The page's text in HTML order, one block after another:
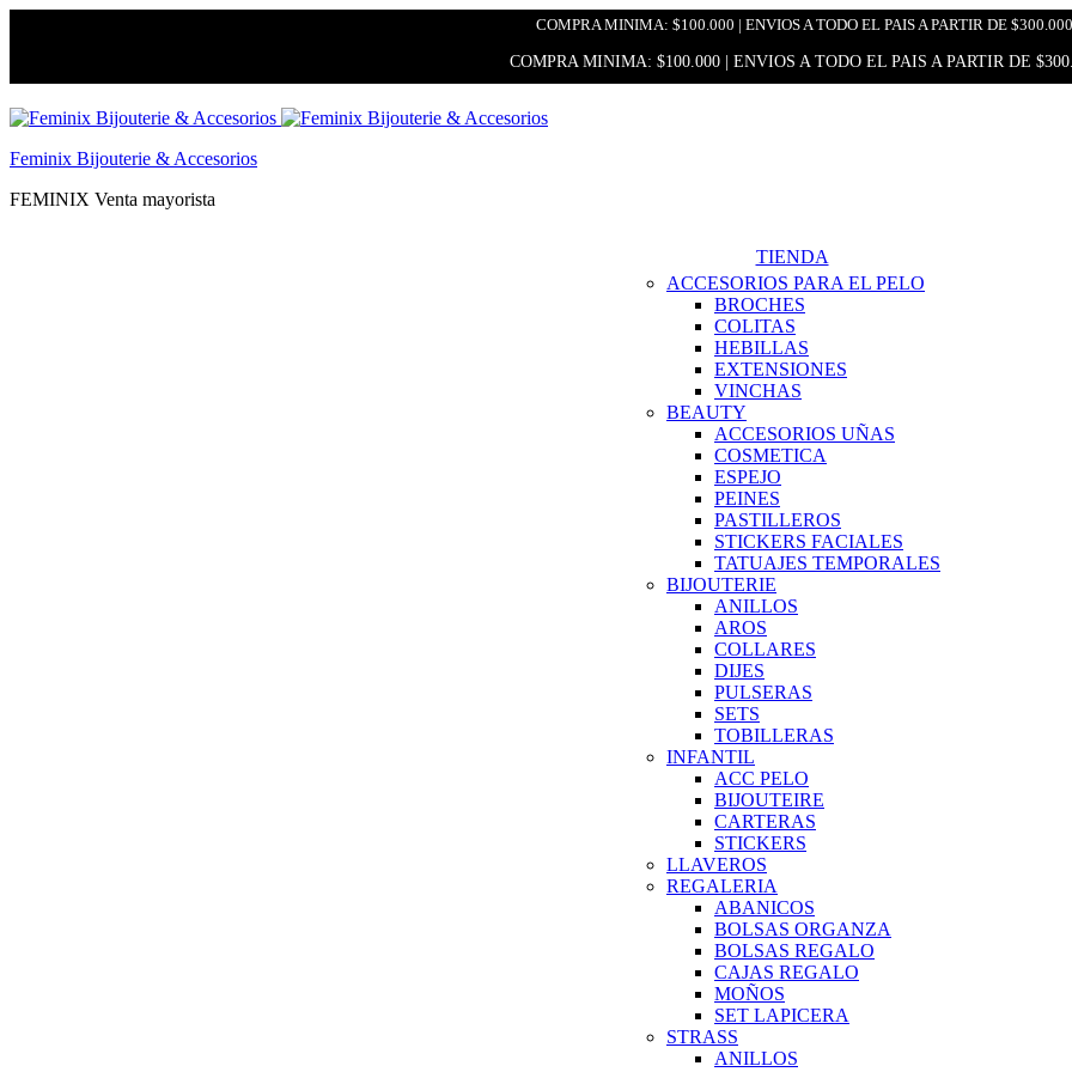
COMPRA MINIMA: $100.000 | ENVIOS A TODO EL PAIS A PARTIR DE $300.000
COMPRA MINIMA: $100.000 | ENVIOS A TODO EL PAIS A PARTIR DE
Feminix Bijouterie & Accesorios
FEMINIX Venta mayorista
TIENDA
ACCESORIOS PARA EL PELO
BROCHES
COLITAS
HEBILLAS
EXTENSIONES
VINCHAS
BEAUTY
ACCESORIOS UÑAS
COSMETICA
ESPEJO
PEINES
PASTILLEROS
STICKERS FACIALES
TATUAJES TEMPORALES
BIJOUTERIE
ANILLOS
AROS
COLLARES
DIJES
PULSERAS
SETS
TOBILLERAS
INFANTIL
ACC PELO
BIJOUTEIRE
CARTERAS
STICKERS
LLAVEROS
REGALERIA
ABANICOS
BOLSAS ORGANZA
BOLSAS REGALO
CAJAS REGALO
MOÑOS
SET LAPICERA
STRASS
ANILLOS